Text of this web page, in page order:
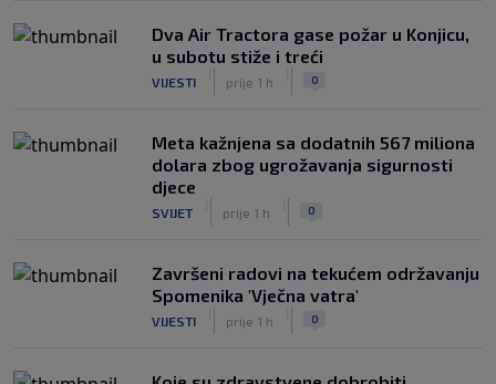
Dva Air Tractora gase požar u Konjicu,
u subotu stiže i treći
VIJESTI prije 1 h 0
Meta kažnjena sa dodatnih 567 miliona
dolara zbog ugrožavanja sigurnosti
djece
SVIJET prije 1 h 0
Završeni radovi na tekućem održavanju
Spomenika 'Vječna vatra'
VIJESTI prije 1 h 0